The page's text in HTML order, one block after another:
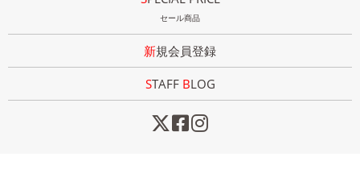
セール商品
新規会員登録
STAFF BLOG